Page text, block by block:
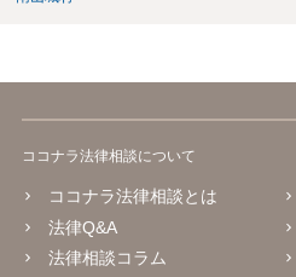
ココナラ法律相談について
ココナラ法律相談とは
法律Q&A
法律相談コラム